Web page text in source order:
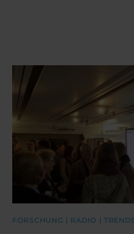
FORSCHUNG | RADIO |